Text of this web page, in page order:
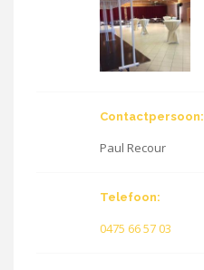
Contactpersoon:
Paul Recour
Telefoon:
0475 66 57 03